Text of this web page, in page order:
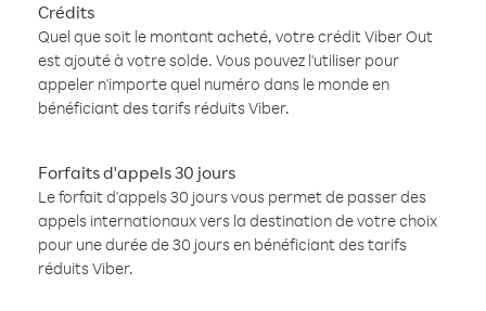
Crédits
Quel que soit le montant acheté, votre crédit Viber Out
est ajouté à votre solde. Vous pouvez l'utiliser pour
appeler n'importe quel numéro dans le monde en
bénéficiant des tarifs réduits Viber.
Forfaits d'appels 30 jours
Le forfait d'appels 30 jours vous permet de passer des
appels internationaux vers la destination de votre choix
pour une durée de 30 jours en bénéficiant des tarifs
réduits Viber.